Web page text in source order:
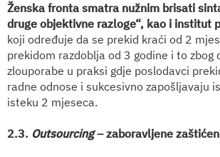
Ženska fronta smatra nužnim brisati
druge objektivne razloge“, kao i institut
koji određuje da se prekid kraći od 2
prekidom razdoblja od 3 godine i to zbog
zlouporabe u praksi gdje poslodavci
radne odnose i sukcesivno zapošljavaju
isteku 2 mjeseca.
2.3. Outsourcing– zaboravljene